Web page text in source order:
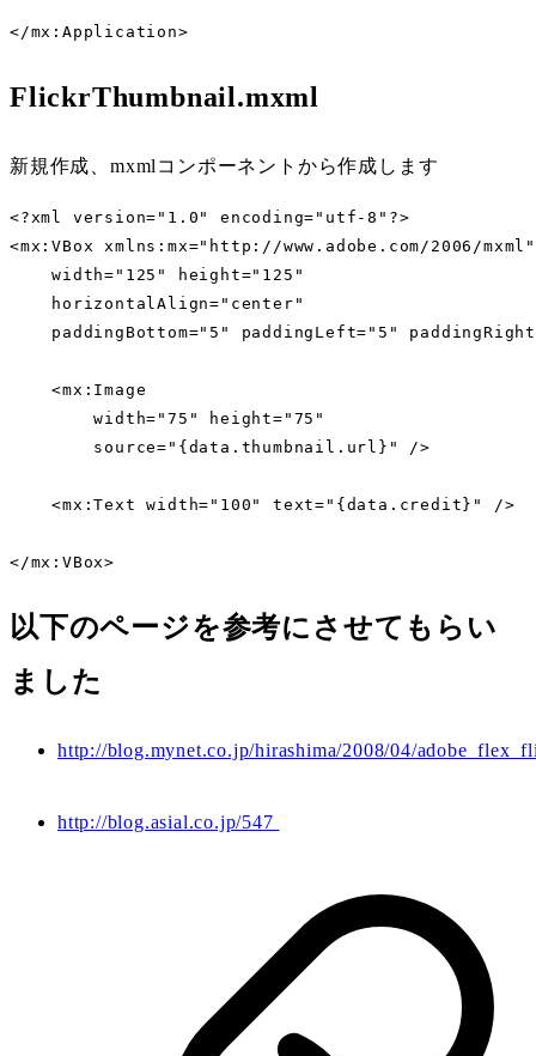
</mx:Application>
FlickrThumbnail.mxml
新規作成、mxmlコンポーネントから作成します
<?xml version="1.0" encoding="utf-8"?>
<mx:VBox xmlns:mx="http://www.adobe.com/2006/mxml"
    width="125" height="125"
    horizontalAlign="center"
paddingBottom="5" paddingLeft="5"
    <mx:Image
        width="75" height="75"
        source="{data.thumbnail.url}" />
    <mx:Text width="100" text="{data.credit}" />
</mx:VBox>
以下のページを参考にさせてもらい
ました
http://blog.mynet.co.jp/hirashima/2008/04/
http://blog.asial.co.jp/547